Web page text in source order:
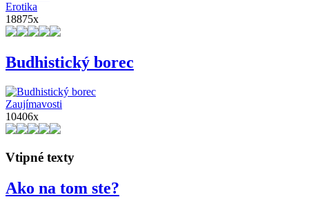
Erotika
18875x
Budhistický borec
Zaujímavosti
10406x
Vtipné texty
Ako na tom ste?